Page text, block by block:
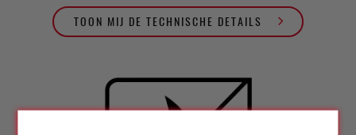
TOON MIJ DE TECHNISCHE DETAILS